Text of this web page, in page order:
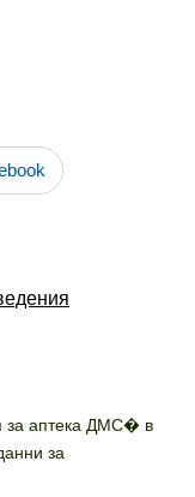
за аптека ДМС� в
за